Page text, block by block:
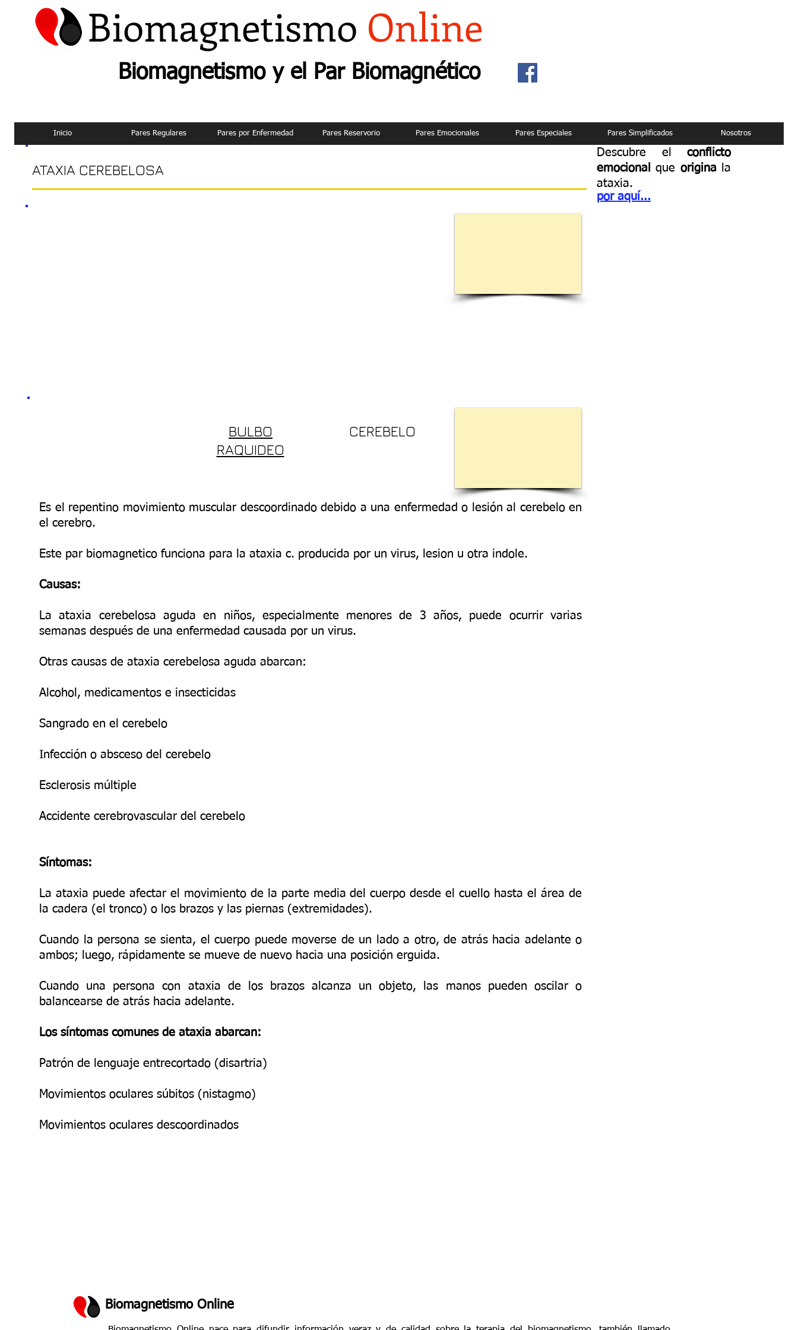
Biomagnetismo Online
Biomagnetismo y el Par Biomagnético
Inicio Pares Regulares Pares por Enfermedad Pares Reservorio Pares Emocionales Pares Especiales Pares Simplificados Nosotros
ATAXIA CEREBELOSA
BULBO
RAQUIDEO
CEREBELO
Es el repentino movimiento muscular descoordinado debido a una enfermedad o lesión al cerebelo en
el cerebro.
Este par biomagnetico funciona para la ataxia c. producida por un virus, lesion u otra indole.
Causas:
La ataxia cerebelosa aguda en niños, especialmente menores de 3 años, puede ocurrir varias
semanas después de una enfermedad causada por un virus.
Otras causas de ataxia cerebelosa aguda abarcan:
Alcohol, medicamentos e insecticidas
Sangrado en el cerebelo
Infección o absceso del cerebelo
Esclerosis múltiple
Accidente cerebrovascular del cerebelo
Síntomas:
La ataxia puede afectar el movimiento de la parte media del cuerpo desde el cuello hasta el área de
la cadera (el tronco) o los brazos y las piernas (extremidades).
Cuando la persona se sienta, el cuerpo puede moverse de un lado a otro, de atrás hacia adelante o
ambos; luego, rápidamente se mueve de nuevo hacia una posición erguida.
Cuando una persona con ataxia de los brazos alcanza un objeto, las manos pueden oscilar o
balancearse de atrás hacia adelante.
Los síntomas comunes de ataxia abarcan:
Patrón de lenguaje entrecortado (disartria)
Movimientos oculares súbitos (nistagmo)
Movimientos oculares descoordinados
Descubre el conflicto
emocional
que origina la
ataxia.
por aquí...
Biomagnetismo Online